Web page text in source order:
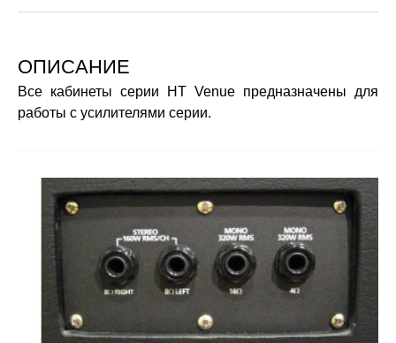
ОПИСАНИЕ
Все кабинеты серии HT Venue предназначены для
работы с усилителями серии.